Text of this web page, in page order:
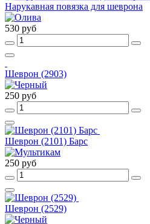
Нарукавная повязка для шеврона
530 руб
Шеврон (2903)
250 руб
Шеврон (2101) Барс
250 руб
Шеврон (2529)